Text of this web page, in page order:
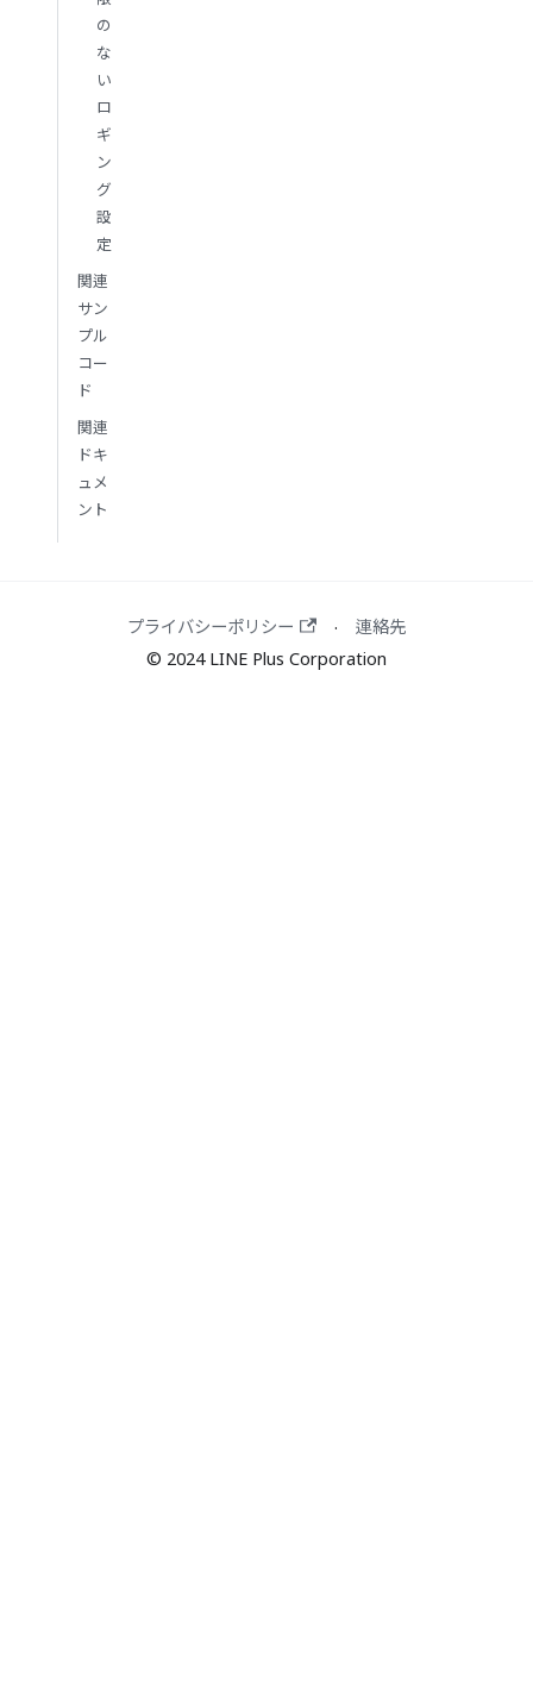
の
な
い
ロ
ギ
ン
グ
設
定
関連
サン
プル
コー
ド
関連
ドキ
ュメ
ント
プライバシーポリシー ·
連絡先
© 2024 LINE Plus Corporation